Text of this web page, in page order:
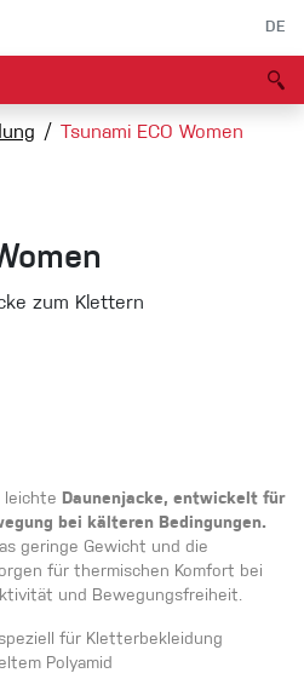
DE
Tsunami ECO Women
zum Klettern
leichte Daunenjacke, entwickelt für
bei kälteren Bedingungen.
geringe Gewicht und die
für thermischen Komfort bei
und Bewegungsfreiheit.
für Kletterbekleidung
Polyamid